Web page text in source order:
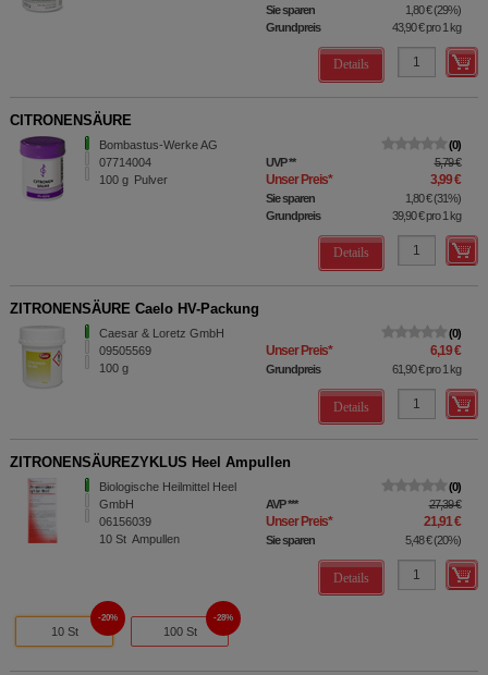
Sie sparen 1,80 €(29%)
Grundpreis
43,90 €pro 1 kg
Details
CITRONENSÄURE
Bombastus-Werke AG
07714004
100 g Pulver
0
UVP** 5,79 €
Unser Preis* 3,99 €
Sie sparen 1,80 €(31%)
Grundpreis
39,90 €pro 1 kg
Details
ZITRONENSÄURE Caelo HV-Packung
Caesar & Loretz GmbH
09505569
100 g
0
Unser Preis* 6,19 €
Grundpreis 61,90 €pro 1 kg
Details
ZITRONENSÄUREZYKLUS Heel Ampullen
Biologische Heilmittel Heel
GmbH
06156039
10 St Ampullen
0
AVP*** 27,39 €
Unser Preis* 21,91 €
Sie sparen 5,48 €(20%)
Details
10 St
20%
100 St
28%